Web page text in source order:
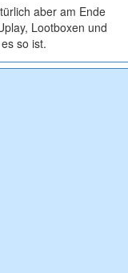
aber am Ende
Lootboxen und
so ist.